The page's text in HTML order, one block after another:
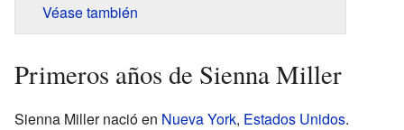
Véase también
Primeros años de Sienna Miller
Sienna Miller nació en Nueva York, Estados Unidos.